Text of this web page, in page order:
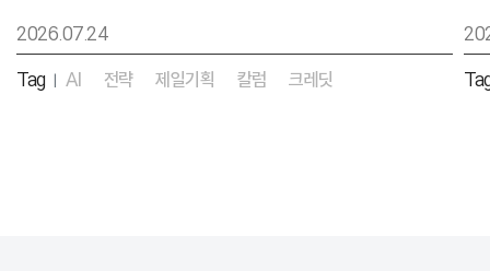
2026.07.24
Tag | AI 전략 제일기획 칼럼 크레딧